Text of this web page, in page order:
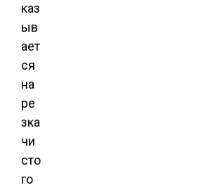
каз
ыв
ает
ся
на
ре
зка
чи
сто
го